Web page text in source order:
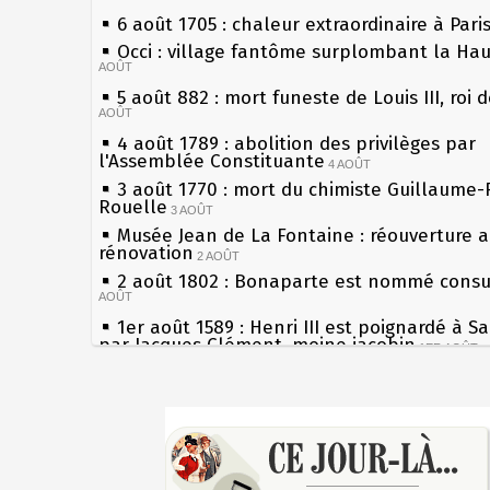
6 août 1705 : chaleur extraordinaire à Paris
Occi : village fantôme surplombant la
AOÛT
5 août 882 : mort funeste de Louis III, roi
AOÛT
4 août 1789 : abolition des privilèges par
l'Assemblée Constituante 4 AOÛT
3 août 1770 : mort du chimiste Guillaume-
Rouelle 3 AOÛT
Musée Jean de La Fontaine : réouverture
rénovation 2 AOÛT
2 août 1802 : Bonaparte est nommé
AOÛT
1er août 1589 : Henri III est poignardé à
par Jacques Clément, moine jacobin 1ER AOÛT
Chocolat Poulain 30 JUILLET
29 juillet 1881 : loi sur la liberté de la
les siècles
27 mai 1610 : supplice de François
du roi Henri IV